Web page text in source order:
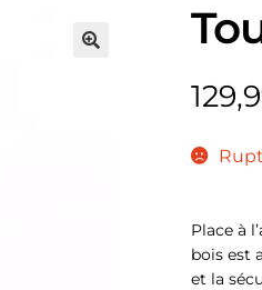
Place à
bois est
et la